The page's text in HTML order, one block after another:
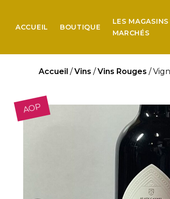
ACCUEIL BOUTIQUE
LES MAGASINS
MARCHÉS
Accueil /Vins /Vins Rouges /
AOP